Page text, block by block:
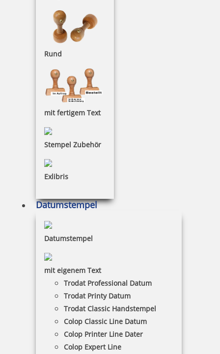
Rund
mit fertigem Text
Stempel Zubehör
Exlibris
Datumstempel
Datumstempel
mit eigenem Text
Trodat Professional Datum
Trodat Printy Datum
Trodat Classic Handstempel
Colop Classic Line Datum
Colop Printer Line Dater
Colop Expert Line
Trodat Printy Taxi-Stempel für Taxibetrieb
23,70 €
Colop Pocket 30 Stempel für Taxifahrer zum Mitnehmen